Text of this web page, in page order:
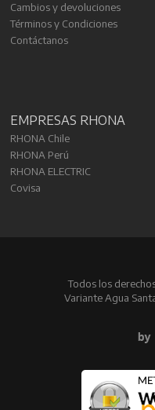
Cambios y devoluciones
Términos y Condiciones
Contáctanos
EMPRESAS RHONA
RHONA Chile
RHONA Perú
RHONA ELECTRIC
Covisa
Todos los
Variante Agua